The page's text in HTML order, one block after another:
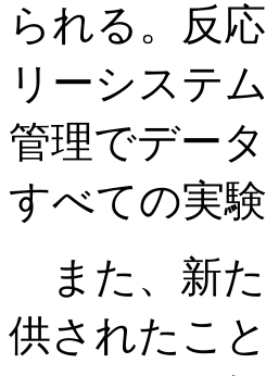
られる。反
リーシステ
管理でデー
すべての実
また、新た
供されたこ